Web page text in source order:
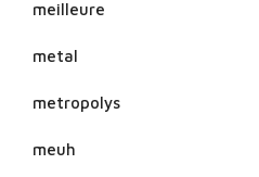
meilleure
metal
metropolys
meuh